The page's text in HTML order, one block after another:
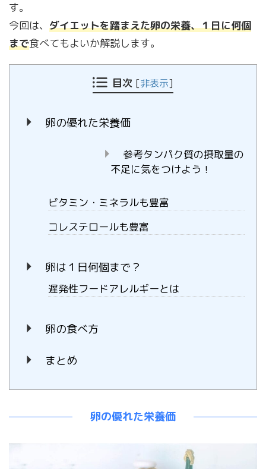
す。
今回は、 ダイエットを踏まえた卵の栄養、１日に何個
まで食べてもよいか解説します。
目次 [非表示]
卵の優れた栄養価
参考タンパク質の摂取量の
不足に気をつけよう！
ビタミン・ミネラルも豊富
コレステロールも豊富
卵は１日何個まで？
遅発性フードアレルギーとは
卵の食べ方
まとめ
卵の優れた栄養価